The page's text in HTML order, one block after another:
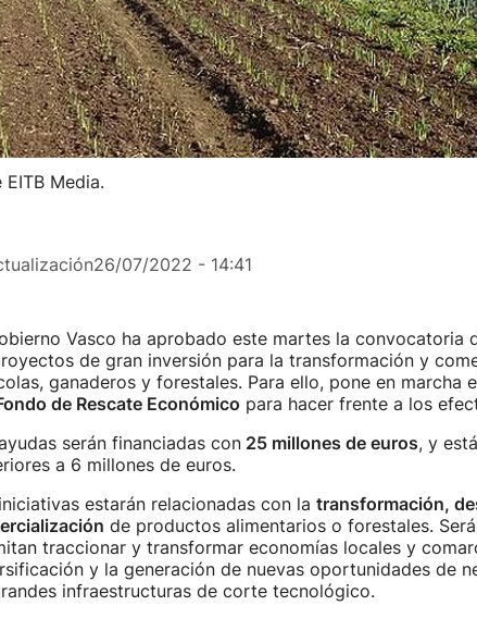
Media.
26/07/2022 - 14:41
Vasco ha aprobado este martes la convocatoria
de gran inversión para la transformación y
ganaderos y forestales. Para ello, pone en marcha
de Rescate Económico para hacer frente a los
serán financiadas con25 millones de euros, y
a 6 millones de euros.
estarán relacionadas con la transformación,
de productos alimentarios o forestales.
traccionar y transformar economías locales y
y la generación de nuevas oportunidades de
infraestructuras de corte tecnológico.